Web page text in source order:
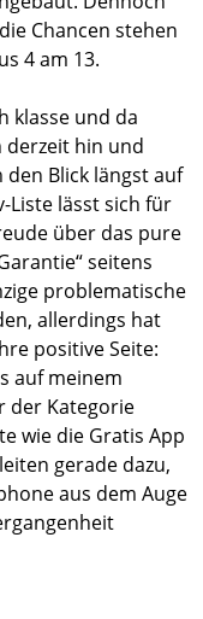
Chancen stehen
4 am 13.
klasse und da
derzeit hin und
Blick längst auf
Liste lässt sich für
über das pure
seitens
problematische
allerdings hat
positive Seite:
auf meinem
der Kategorie
wie die Gratis App
gerade dazu,
aus dem Auge